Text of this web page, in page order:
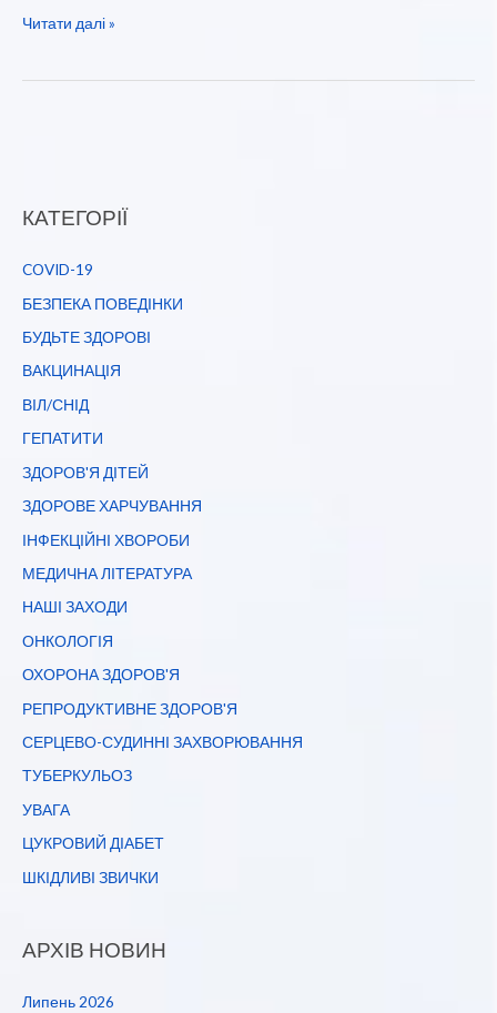
Нові
медичної
року
Читати далі »
КАТЕГОРІЇ
COVID-19
БЕЗПЕКА ПОВЕДІНКИ
БУДЬТЕ ЗДОРОВІ
ВАКЦИНАЦІЯ
ВІЛ/СНІД
ГЕПАТИТИ
ЗДОРОВ'Я ДІТЕЙ
ЗДОРОВЕ ХАРЧУВАННЯ
ІНФЕКЦІЙНІ ХВОРОБИ
МЕДИЧНА ЛІТЕРАТУРА
НАШІ ЗАХОДИ
ОНКОЛОГІЯ
ОХОРОНА ЗДОРОВ'Я
РЕПРОДУКТИВНЕ ЗДОРОВ'Я
СЕРЦЕВО-СУДИННІ ЗАХВОРЮВАННЯ
ТУБЕРКУЛЬОЗ
УВАГА
ЦУКРОВИЙ ДІАБЕТ
ШКІДЛИВІ ЗВИЧКИ
АРХІВ НОВИН
Липень 2026